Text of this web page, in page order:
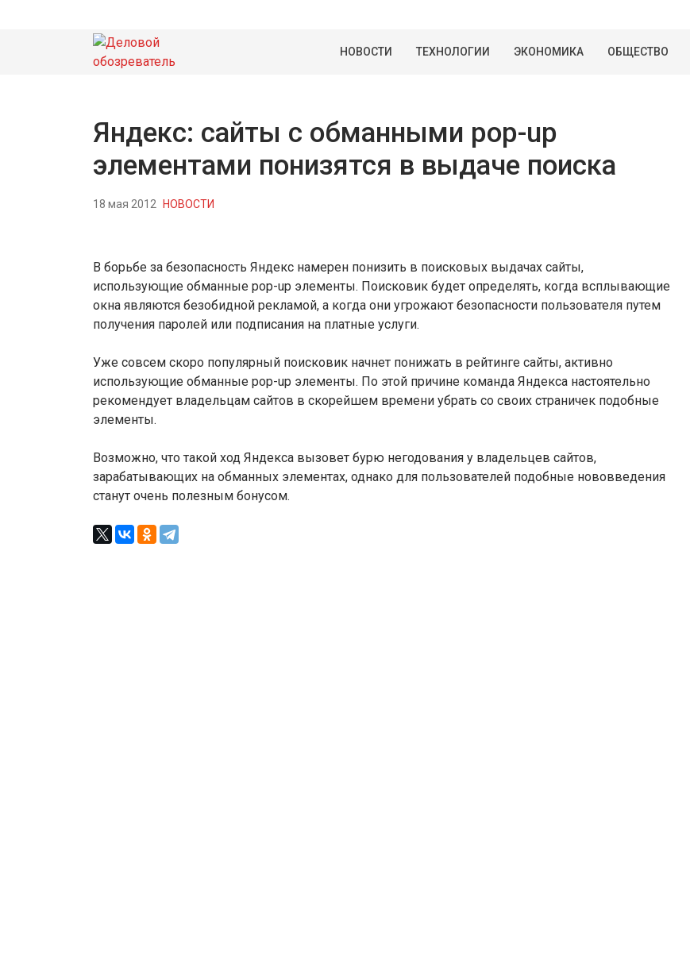
НОВОСТИ ТЕХНОЛОГИИ ЭКОНОМИКА ОБЩЕСТВО
Яндекс: сайты с обманными pop-up
элементами понизятся в выдаче поиска
18 мая 2012 НОВОСТИ
В борьбе за безопасность Яндекс намерен понизить в поисковых выдачах сайты,
использующие обманные pop-up элементы. Поисковик будет определять, когда всплывающие
окна являются безобидной рекламой, а когда они угрожают безопасности пользователя путем
получения паролей или подписания на платные услуги.
Уже совсем скоро популярный поисковик начнет понижать в рейтинге сайты, активно
использующие обманные pop-up элементы. По этой причине команда Яндекса настоятельно
рекомендует владельцам сайтов в скорейшем времени убрать со своих страничек подобные
элементы.
Возможно, что такой ход Яндекса вызовет бурю негодования у владельцев сайтов,
зарабатывающих на обманных элементах, однако для пользователей подобные нововведения
станут очень полезным бонусом.